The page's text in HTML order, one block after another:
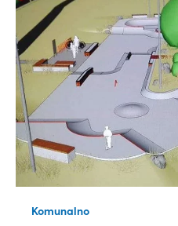
Komunalno